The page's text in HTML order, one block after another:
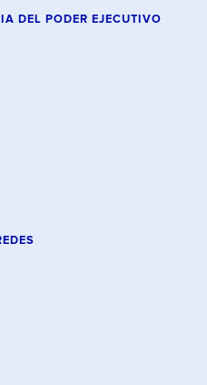
DEL PODER EJECUTIVO